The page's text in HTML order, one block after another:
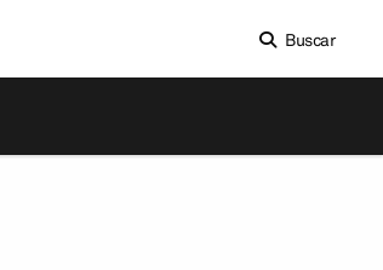
Buscar